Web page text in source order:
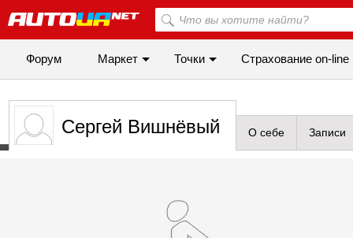
Форум Маркет Точки Cтрахование on-line
Сергей Вишнёвый О себе Записи